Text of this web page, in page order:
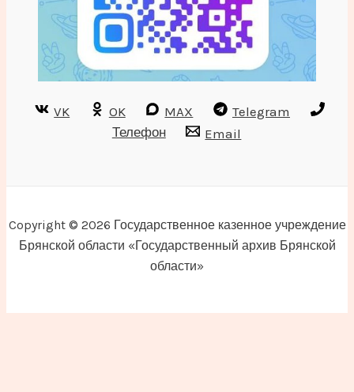
VK OK MAX
Telegram
Телефон
Email
Copyright © 2026 Государственное казенное учреждение
Брянской области «Государственный архив Брянской
области»